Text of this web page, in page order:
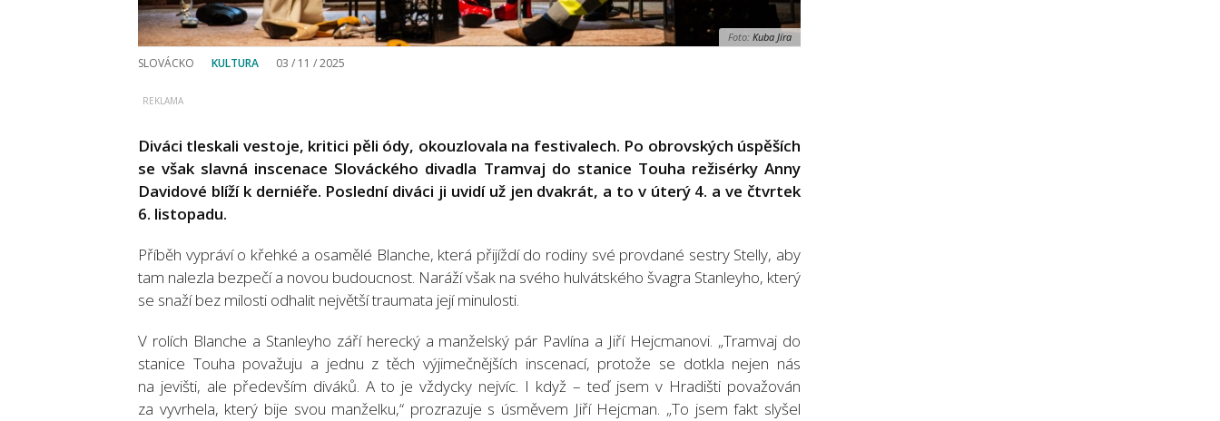
Foto: Kuba Jíra
SLOVÁCKO KULTURA 03 / 11 / 2025
Diváci tleskali vestoje, kritici pěli ódy, okouzlovala na festivalech. Po obrovských úspěších
se však slavná inscenace Slováckého divadla Tramvaj do stanice Touha režisérky Anny
Davidové blíží k derniéře. Poslední diváci ji uvidí už jen dvakrát, a to v úterý 4. a ve čtvrtek
6. listopadu.
Příběh vypráví o křehké a osamělé Blanche, která přijíždí do rodiny své provdané sestry Stelly, aby
tam nalezla bezpečí a novou budoucnost. Naráží však na svého hulvátského švagra Stanleyho, který
se snaží bez milosti odhalit největší traumata její minulosti.
V rolích Blanche a Stanleyho září herecký a manželský pár Pavlína a Jiří Hejcmanovi. „Tramvaj do
stanice Touha považuju a jednu z těch výjimečnějších inscenací, protože se dotkla nejen nás
na jevišti, ale především diváků. A to je vždycky nejvíc. I když – teď jsem v Hradišti považován
za vyvrhela, který bije svou manželku,“ prozrazuje s úsměvem Jiří Hejcman. „To jsem fakt slyšel